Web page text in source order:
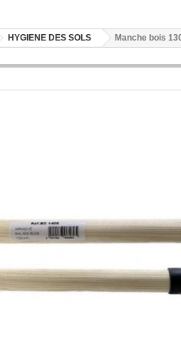
HYGIENE DES SOLS Manche bois